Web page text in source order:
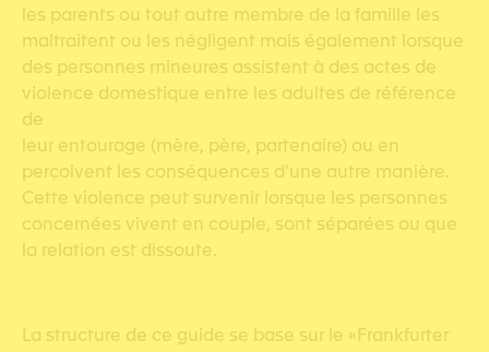
les parents ou tout autre membre de la famille les
maltraitent ou les négligent mais également lorsque
des personnes mineures assistent à des actes de
violence domestique entre les adultes de référence
de
leur entourage (mère, père, partenaire) ou en
perçoivent les conséquences d’une autre manière.
Cette violence peut survenir lorsque les personnes
concernées vivent en couple, sont séparées ou que
la relation est dissoute.
La structure de ce guide se base sur le «Frankfurter